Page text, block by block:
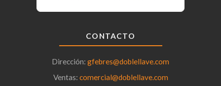
CONTACTO
Dirección: gfebres@doblellave.com
Ventas: comercial@doblellave.com